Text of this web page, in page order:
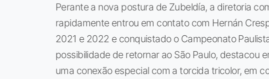
Perante a nova postura de Zubeldía, a diretoria
rapidamente entrou em contato com Hernán
2021 e 2022 e conquistado o Campeonato
possibilidade de retornar ao São Paulo, destacou
uma conexão especial com a torcida tricolor, em